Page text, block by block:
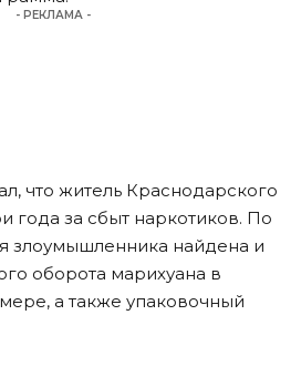
- РЕКЛАМА -
что житель Краснодарского
года за сбыт наркотиков. По
злоумышленника найдена и
оборота марихуана в
а также упаковочный